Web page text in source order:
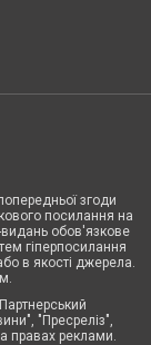
згоди
посилання на
видань обов'язкове
гіперпосилання
в якості джерела.
"Пресреліз",
правах реклами.